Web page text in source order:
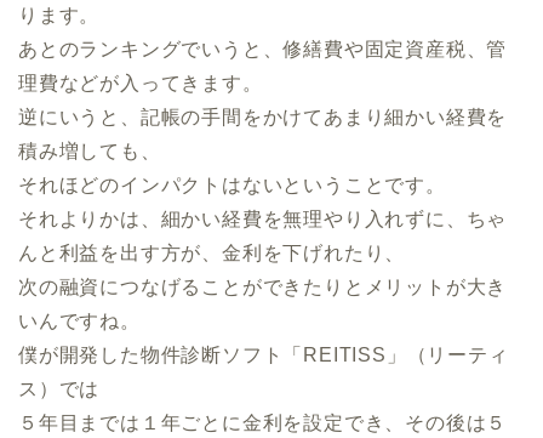
ります。
あとのランキングでいうと、修繕費や固定資産税、管
理費などが入ってきます。
逆にいうと、記帳の手間をかけてあまり細かい経費を
積み増しても、
それほどのインパクトはないということです。
それよりかは、細かい経費を無理やり入れずに、ちゃ
んと利益を出す方が、金利を下げれたり、
次の融資につなげることができたりとメリットが大き
いんですね。
僕が開発した物件診断ソフト「REITISS」（リーティ
ス）では
５年目までは１年ごとに金利を設定でき、その後は５